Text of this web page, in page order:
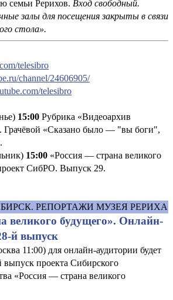
семьи Рерихов. Вход свободный.
залы для посещения закрыты в связи
стола».
telesibro
channel/24606905/
telesibro
15:00 Рубрика «Видеоархив
«Сказано было — "вы боги",
15:00 «Россия — страна великого
СибРО. Выпуск 29.
РЕПОРТАЖИ МУЗЕЯ РЕРИХА
великого будущего». Онлайн-
й выпуск
11:00) для онлайн-аудитории будет
выпуск проекта Сибирского
«Россия — страна великого